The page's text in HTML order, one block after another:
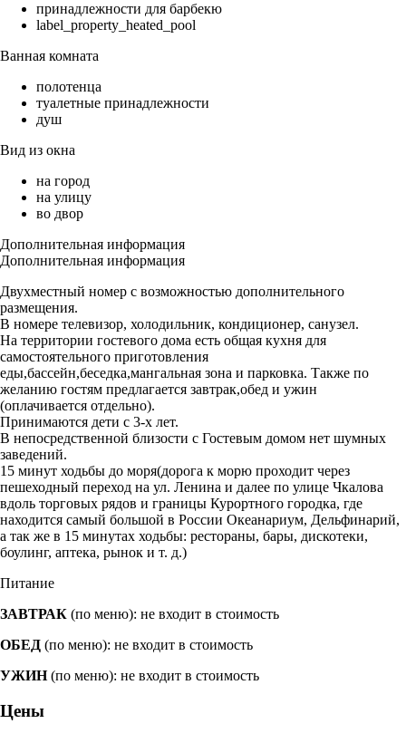
принадлежности для барбекю
label_property_heated_pool
Ванная комната
полотенца
туалетные принадлежности
душ
Вид из окна
на город
на улицу
во двор
Дополнительная информация
Дополнительная информация
Двухместный номер с возможностью дополнительного
размещения.
В номере телевизор, холодильник, кондиционер, санузел.
На территории гостевого дома есть общая кухня для
самостоятельного приготовления
еды,бассейн,беседка,мангальная зона и парковка. Также по
желанию гостям предлагается завтрак,обед и ужин
(оплачивается отдельно).
Принимаются дети с 3-х лет.
В непосредственной близости с Гостевым домом нет шумных
заведений.
15 минут ходьбы до моря(дорога к морю проходит через
пешеходный переход на ул. Ленина и далее по улице Чкалова
вдоль торговых рядов и границы Курортного городка, где
находится самый большой в России Океанариум, Дельфинарий,
а так же в 15 минутах ходьбы: рестораны, бары, дискотеки,
боулинг, аптека, рынок и т. д.)
Питание
ЗАВТРАК (по меню): не входит в стоимость
ОБЕД (по меню): не входит в стоимость
УЖИН(по меню): не входит в стоимость
Цены